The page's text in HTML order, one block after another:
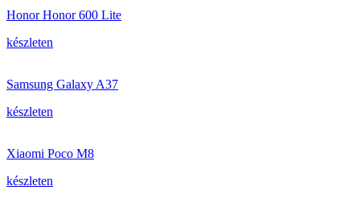
Honor Honor 600 Lite
készleten
Samsung Galaxy A37
készleten
Xiaomi Poco M8
készleten